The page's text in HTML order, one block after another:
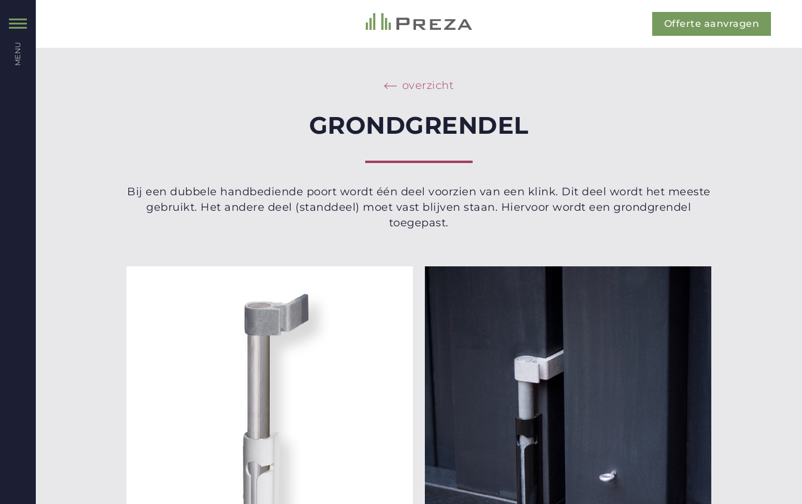
Offerte aanvragen
MENU
overzicht
GRONDGRENDEL
Bij een dubbele handbediende poort wordt één deel voorzien van een klink. Dit deel wordt het meeste
gebruikt. Het andere deel (standdeel) moet vast blijven staan. Hiervoor wordt een grondgrendel
toegepast.